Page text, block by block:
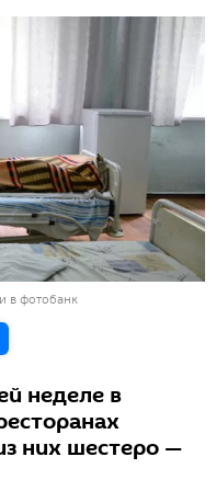
в фотобанк
неделе в
них шестеро —